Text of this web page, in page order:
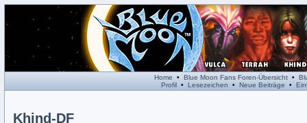
Home • Blue Moon Fans Foren-Übersicht•
Profil• Lesezeichen • Neue Beiträge •
Khind-DF